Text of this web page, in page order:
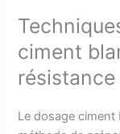
ciment
Le dosage ciment